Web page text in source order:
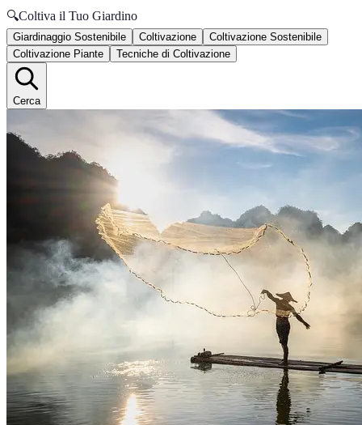
🔍Coltiva il Tuo Giardino
Giardinaggio Sostenibile Coltivazione
Coltivazione Sostenibile
Coltivazione Piante
Tecniche di Coltivazione
Cerca